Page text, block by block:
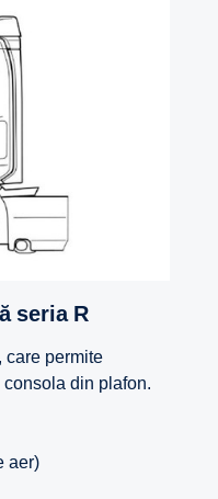
seria R
care permite
din plafon.
aer)